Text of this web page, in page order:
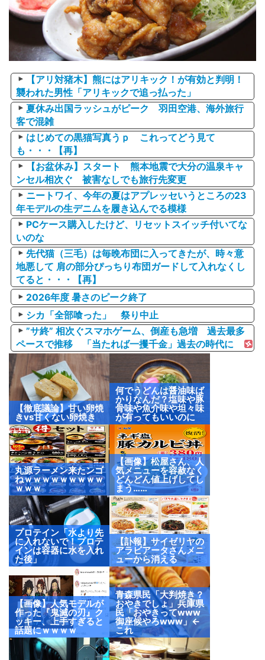
【アリ対猪木】熊にはアリキック！が有効と判明！
襲われた男性「アリキックで追っ払った」
夏休み出国ラッシュがピーク 羽田空港、海外旅行
客で混雑
はじめての黒猫写真うｐ これってどう見て
も・・・【再】
【お盆休み】スタート 熊本地震で大分の温泉キャ
ンセル相次ぐ 被害なしでも旅行先変更
ニートワイ、今年の夏はアプレッセいうところの23
年モデルの生デニムを履き込んでる模様
PCケース購入したけど、リセットスイッチ付いてな
いのな
先代猫（三毛）は毎晩布団に入ってきたが、時々意
地悪して 肩の部分ぴっちり布団ガードして入れなくし
てると・・・【再】
2026年度 暑さのピーク終了
シカ「全部喰った」 祭り中止
”サ終” 相次ぐスマホゲーム、倒産も急増 過去最多
ペースで推移 「当たれば一攫千金」過去の時代に
【徹底議論】甘い卵焼
きvs甘くない卵焼き
何でうどんは醤油味ば
かりなんだ？塩味や豚
骨味や魚介味や坦々味
が有ってもいいのに
丸源ラーメン来たンゴ
ねｗｗｗｗｗｗｗｗｗ
ｗｗｗ
【画像】松屋さん、人
気メニューを容赦なく
どんどん値上げしてし
まう……
プロテイン「水より先
に入れないで！プロテ
インは容器に水を入れ
た後」
【訃報】サイゼリヤの
アラビアータさんメニ
ューから消える
【画像】人気モデルが
作った『鬼滅の刃』ク
ッキー、上手すぎると
話題にｗｗｗｗ
青森県民「大判焼き？
おやきでしょ」兵庫県
民「おやきってwww
御座候やろwww」←
これ